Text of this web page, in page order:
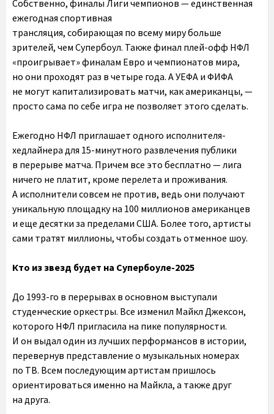
Собственно, финалы Лиги чемпионов — единственная
ежегодная спортивная
трансляция, собирающая по всему миру больше
зрителей, чем Супербоул. Также финал плей-офф НФЛ
«проигрывает» финалам Евро и чемпионатов мира,
но они проходят раз в четыре года. А УЕФА и ФИФА
не могут капитализировать матчи, как американцы, —
просто сама по себе игра не позволяет этого сделать.
Ежегодно НФЛ приглашает одного исполнителя-
хедлайнера для 15-минутного развлечения публики
в перерыве матча. Причем все это бесплатно — лига
ничего не платит, кроме перелета и проживания.
А исполнители совсем не против, ведь они получают
уникальную площадку на 100 миллионов американцев
и еще десятки за пределами США. Более того, артисты
сами тратят миллионы, чтобы создать отменное шоу.
Кто из звезд будет на Супербоуле-2025
До 1993-го в перерывах в основном выступали
студенческие оркестры. Все изменил Майкл Джексон,
которого НФЛ пригласила на пике популярности.
И он выдал один из лучших перформансов в истории,
перевернув представление о музыкальных номерах
по ТВ. Всем последующим артистам пришлось
ориентироваться именно на Майкла, а также друг
на друга.